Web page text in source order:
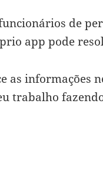
de
app pode
as informações
trabalho